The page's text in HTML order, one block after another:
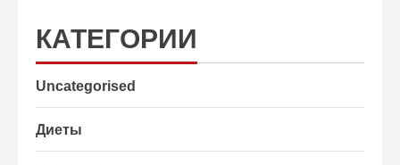
КАТЕГОРИИ
Uncategorised
Диеты